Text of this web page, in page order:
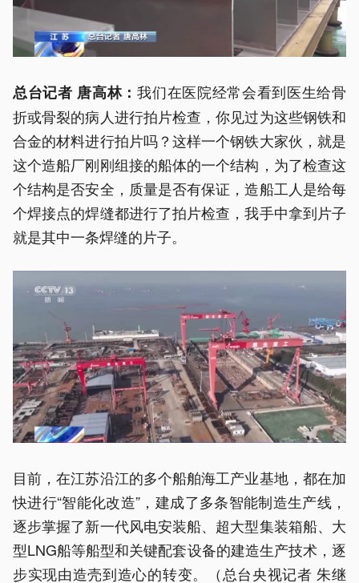
总台记者 唐高林：我们在医院经常会看到医生给骨
折或骨裂的病人进行拍片检查，你见过为这些钢铁和
合金的材料进行拍片吗？这样一个钢铁大家伙，就是
这个造船厂刚刚组接的船体的一个结构，为了检查这
个结构是否安全，质量是否有保证，造船工人是给每
个焊接点的焊缝都进行了拍片检查，我手中拿到片子
就是其中一条焊缝的片子。
目前，在江苏沿江的多个船舶海工产业基地，都在加
快进行“智能化改造”，建成了多条智能制造生产线，
逐步掌握了新一代风电安装船、超大型集装箱船、大
型LNG船等船型和关键配套设备的建造生产技术，逐
步实现由造壳到造心的转变。（总台央视记者 朱继